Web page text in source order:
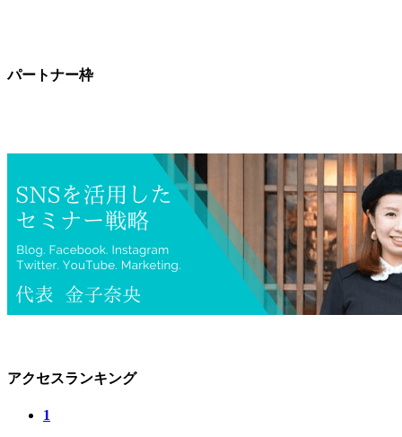
パートナー枠
アクセスランキング
1